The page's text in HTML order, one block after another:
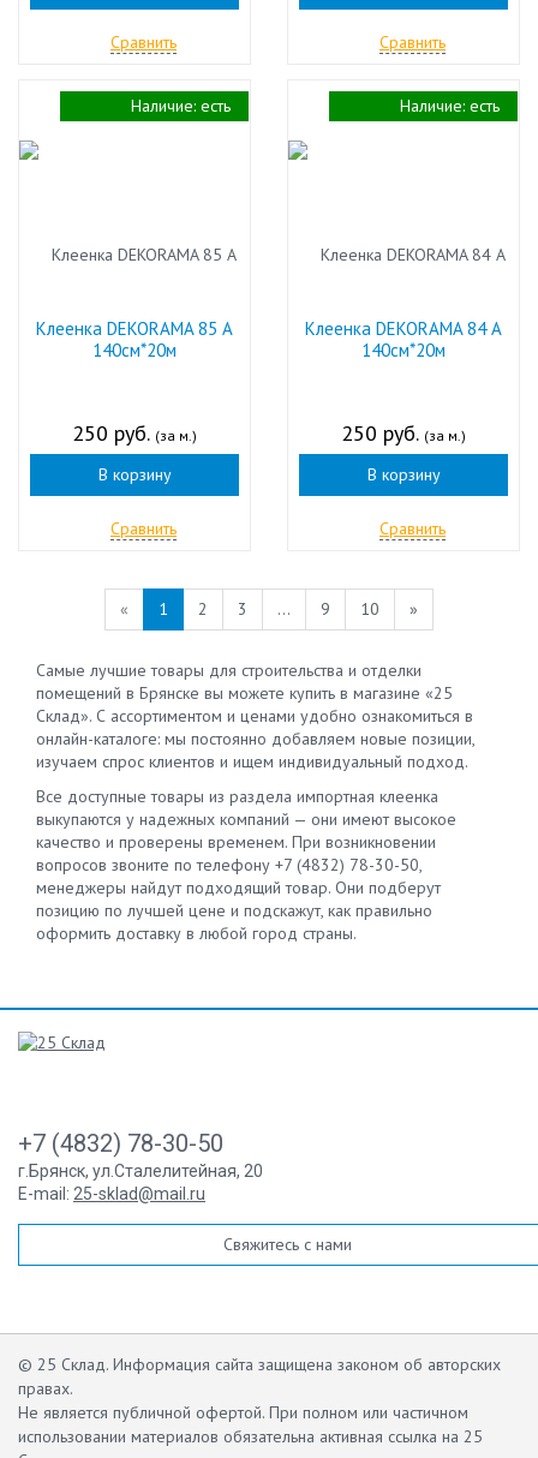
Сравнить Сравнить
Клеенка DEKORAMA 85 А
140см*20м
250 руб. (за м.)
В корзину
Сравнить
Наличие: есть
Клеенка DEKORAMA 84 А
140см*20м
250 руб. (за м.)
В корзину
Сравнить
Наличие: есть
« 1 2 3 ... 9 10 »
Самые лучшие товары для строительства и отделки
помещений в Брянске вы можете купить в магазине «25
Склад». С ассортиментом и ценами удобно ознакомиться в
онлайн-каталоге: мы постоянно добавляем новые позиции,
изучаем спрос клиентов и ищем индивидуальный подход.
Все доступные товары из раздела импортная клеенка
выкупаются у надежных компаний — они имеют высокое
качество и проверены временем. При возникновении
вопросов звоните по телефону +7 (4832) 78-30-50,
менеджеры найдут подходящий товар. Они подберут
позицию по лучшей цене и подскажут, как правильно
оформить доставку в любой город страны.
+7 (4832) 78-30-50
г.Брянск, ул.Сталелитейная, 20
E-mail: 25-sklad@mail.ru
Свяжитесь с нами
© 25 Склад. Информация сайта защищена законом об авторских
правах.
Не является публичной офертой. При полном или частичном
использовании материалов обязательна активная ссылка на 25